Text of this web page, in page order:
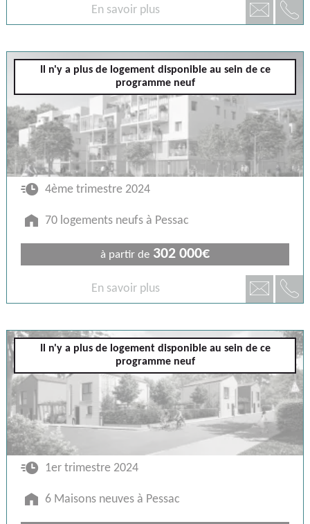
En savoir plus 📧 📞
Il n'y a plus de logement disponible au sein de ce
programme neuf
Pessac
🕐 4ème trimestre 2024
🏠 70 logements neufs à Pessac
à partir de 302 000€
En savoir plus 📧 📞
Il n'y a plus de logement disponible au sein de ce
programme neuf
Pessac
🕐 1er trimestre 2024
🏠 6 Maisons neuves à Pessac